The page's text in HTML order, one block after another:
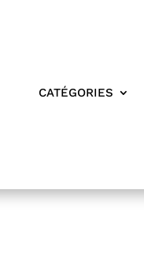
CATÉGORIES